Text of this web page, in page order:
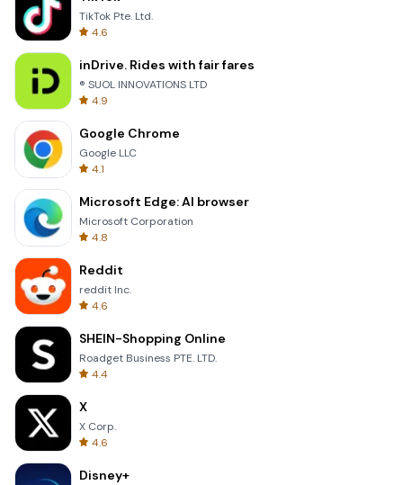
TikTok Pte. Ltd.
4.6
inDrive. Rides with fair fares
® SUOL INNOVATIONS LTD
4.9
Google Chrome
Google LLC
4.1
Microsoft Edge: AI browser
Microsoft Corporation
4.8
Reddit
reddit Inc.
4.6
SHEIN-Shopping Online
Roadget Business PTE. LTD.
4.4
X
X Corp.
4.6
Disney+